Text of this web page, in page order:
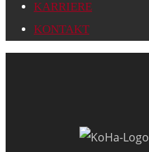
KARRIERE
KONTAKT